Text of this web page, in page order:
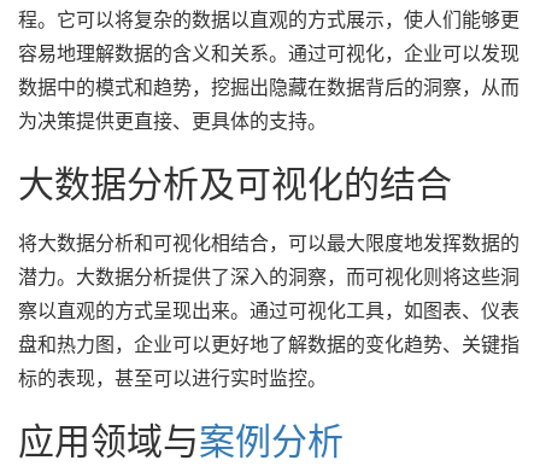
程。它可以将复杂的数据以直观的方式展示，使人们能够更
容易地理解数据的含义和关系。通过可视化，企业可以发现
数据中的模式和趋势，挖掘出隐藏在数据背后的洞察，从而
为决策提供更直接、更具体的支持。
大数据分析及可视化的结合
将大数据分析和可视化相结合，可以最大限度地发挥数据的
潜力。大数据分析提供了深入的洞察，而可视化则将这些洞
察以直观的方式呈现出来。通过可视化工具，如图表、仪表
盘和热力图，企业可以更好地了解数据的变化趋势、关键指
标的表现，甚至可以进行实时监控。
应用领域与案例分析